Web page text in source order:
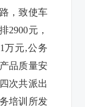
，致使车
2900元，
万元,公务
品质量安
次共派出
培训所发